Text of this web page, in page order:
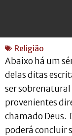
Religião
Abaixo há um
delas ditas
ser
provenientes
chamado Deus.
poderá concluir